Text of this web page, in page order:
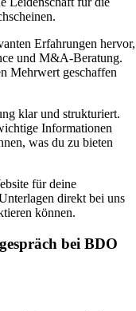
Erfahrungen hervor,
und M&A-Beratung.
Mehrwert geschaffen
klar und strukturiert.
Informationen
was du zu bieten
für deine
direkt bei uns
können.
bei BDO